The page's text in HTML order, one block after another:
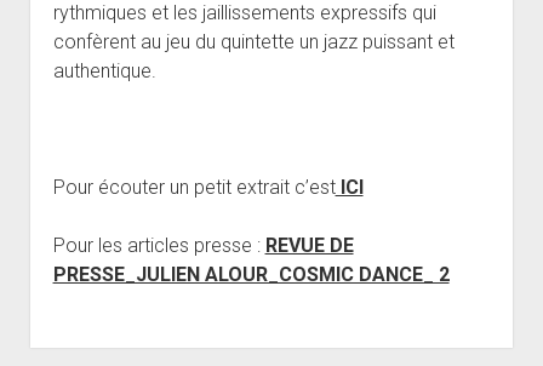
rythmiques et les jaillissements expressifs qui
confèrent au jeu du quintette un jazz puissant et
authentique.
Pour écouter un petit extrait c’estICI
Pour les articles presse : REVUE DE
PRESSE_JULIEN ALOUR_COSMIC DANCE_ 2